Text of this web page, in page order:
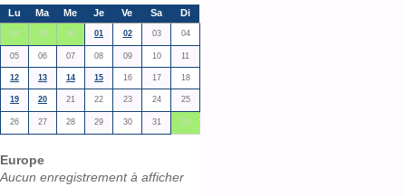
Lu Ma Me Je Ve Sa Di
28 29 30 01 02 03 04
05 06 07 08 09 10 11
12 13 14 15 16 17 18
19 20 21 22 23 24 25
26 27 28 29 30 31 01
Europe
Aucun enregistrement à afficher